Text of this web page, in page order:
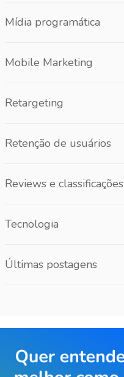
Mídia programática
Mobile Marketing
Retargeting
Retenção de usuários
Reviews e classificações
Tecnologia
Últimas postagens